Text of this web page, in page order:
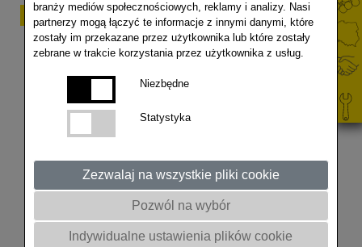
branży mediów społecznościowych, reklamy i analizy. Nasi
partnerzy mogą łączyć te informacje z innymi danymi, które
zostały im przekazane przez użytkownika lub które zostały
zebrane w trakcie korzystania przez użytkownika z usług.
Niezbędne
Statystyka
Zezwalaj na wszystkie pliki cookie
Pozwól na wybór
Indywidualne ustawienia plików cookie
Sytuacja na plantacjach
rzepaku – choroby
występujące wiosną
Prof. Marek Korbas z Instytutu Ochrony Roślin w
plantacjach rzepaku. (02.2021)